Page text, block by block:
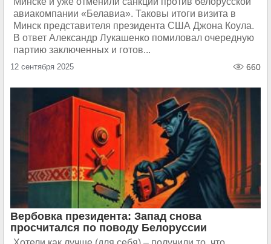
авиакомпании «Белавиа». Таковы итоги визита в
Минск представителя президента США Джона Коула.
В ответ Александр Лукашенко помиловал очередную
партию заключенных и готов...
12 сентября 2025 660
Вербовка президента: Запад снова
просчитался по поводу Белоруссии